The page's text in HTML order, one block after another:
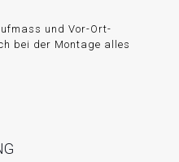
und Vor-Ort-
bei der Montage alles